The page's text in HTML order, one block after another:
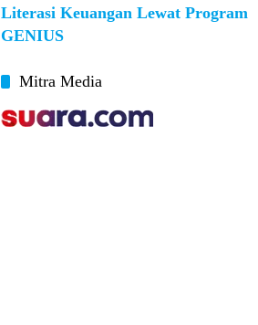
Literasi Keuangan Lewat Program
GENIUS
Mitra Media